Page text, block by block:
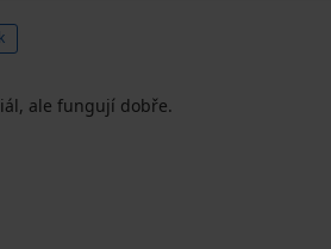
ale fungují dobře.